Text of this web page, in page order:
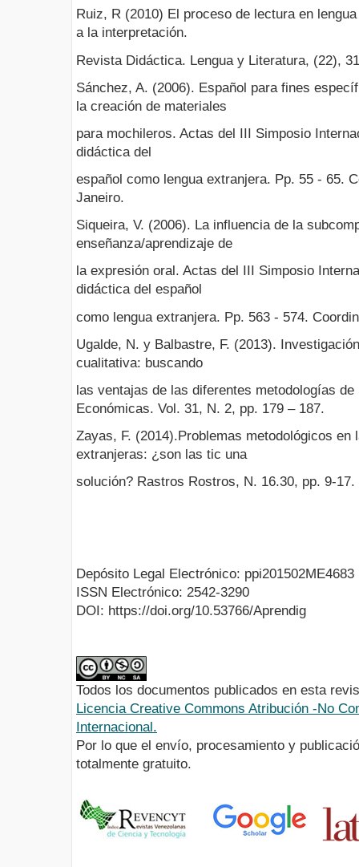
Ruiz, R (2010) El proceso de lectura en
a la interpretación.
Revista Didáctica. Lengua y Literatura, (22),
Sánchez, A. (2006). Español para fines
la creación de materiales
para mochileros. Actas del III Simposio
didáctica del
español como lengua extranjera. Pp. 55 - 65.
Janeiro.
Siqueira, V. (2006). La influencia de la
enseñanza/aprendizaje de
la expresión oral. Actas del III Simposio
didáctica del español
como lengua extranjera. Pp. 563 - 574.
Ugalde, N. y Balbastre, F. (2013).
cualitativa: buscando
las ventajas de las diferentes metodologías
Económicas. Vol. 31, N. 2, pp. 179 – 187.
Zayas, F. (2014).Problemas metodológicos en
extranjeras: ¿son las tic una
solución? Rastros Rostros, N. 16.30, pp. 9-17.
Depósito Legal Electrónico: ppi201502ME4683
ISSN Electrónico: 2542-3290
DOI: https://doi.org/10.53766/Aprendig
Todos los documentos publicados en esta
Licencia Creative Commons Atribución -No
Internacional.
Por lo que el envío, procesamiento y
totalmente gratuito.